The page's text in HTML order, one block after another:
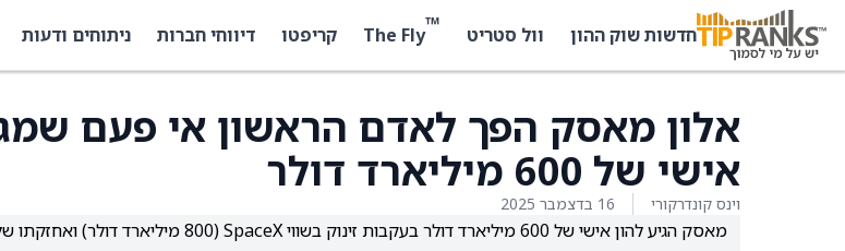
חדשות שוק ההון וול סטריט ™
The Fly קריפטו דיווחי חברות ניתוחים ודעות
אלון מאסק הפך לאדם הראשון אי פעם
אישי של 600 מיליארד דולר
וינס קונדרקורי 16 בדצמבר 2025